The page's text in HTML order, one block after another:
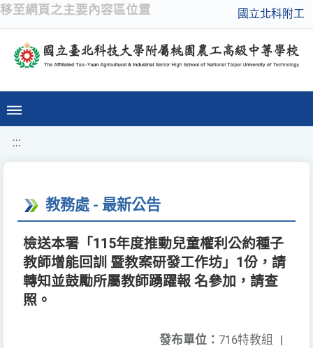
移至網頁之主要內容區位置 國立北科附工
:::
教務處 - 最新公告
檢送本署「115年度推動兒童權利公約種子
教師增能回訓 暨教案研發工作坊」1份，請
轉知並鼓勵所屬教師踴躍報 名參加，請查
照。
發布單位： 716特教組 |